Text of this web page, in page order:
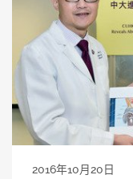
2016年10月20日